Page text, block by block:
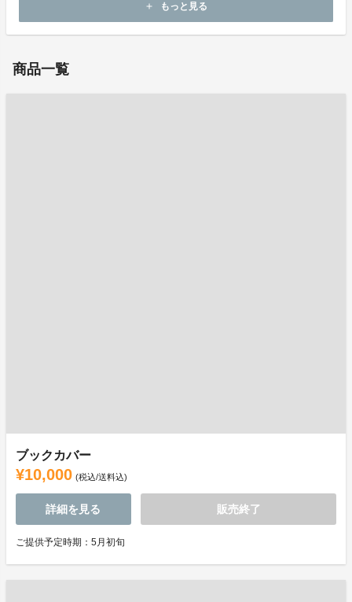
add もっと見る
商品一覧
ブックカバー
¥10,000 (税込/送料込)
詳細を見る 販売終了
ご提供予定時期：5月初旬